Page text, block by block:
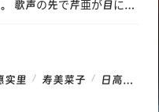
歌声の先で芹亜が目にし
实里 / 寿美菜子 /
日高里菜